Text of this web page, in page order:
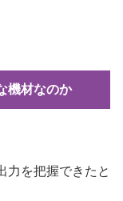
機材なのか
力を把握できたと